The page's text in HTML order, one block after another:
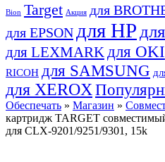
Bion Target Акция для
для EPSON для HP
для LEXMARK для OKI
RICOH для SAMSUNG
для XEROX
Обеспечать » Магазин »
картридж TARGET
для CLX-9201/9251/9301, 15k